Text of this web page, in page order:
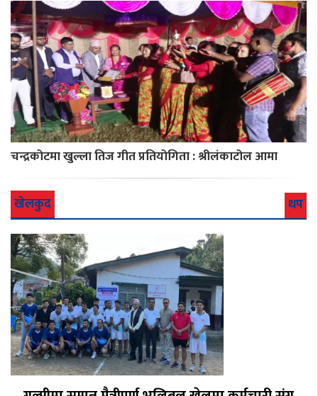
चन्द्रकोटमा खुल्ला तिज गीत प्रतियोगिता : श्रीलंकाटोल आमा
खेलकुद थप